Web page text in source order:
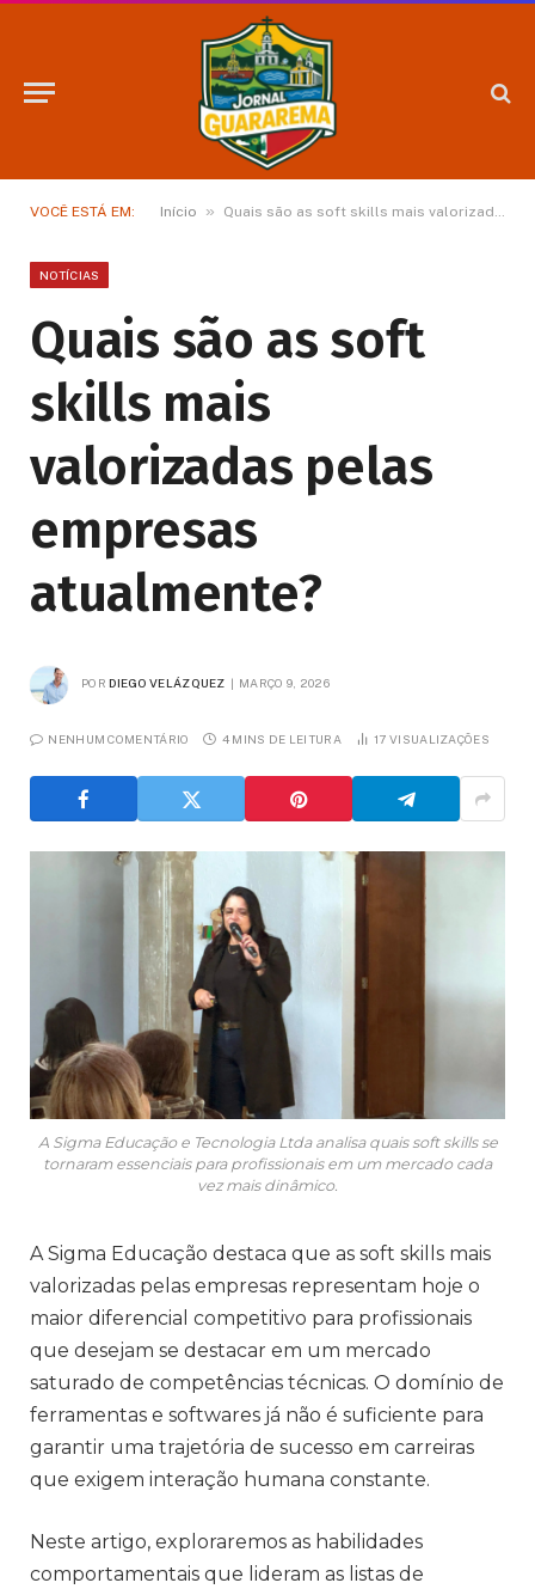
VOCÊ ESTÁ EM: Início » Quais são as soft skills mais valorizadas pelas empresas atualmente?
NOTÍCIAS
Quais são as soft
skills mais
valorizadas pelas
empresas
atualmente?
POR DIEGO VELÁZQUEZ MARÇO 9, 2026
NENHUM COMENTÁRIO 4 MINS DE LEITURA 17VISUALIZAÇÕES
A Sigma Educação e Tecnologia Ltda analisa quais soft skills se
tornaram essenciais para profissionais em um mercado cada
vez mais dinâmico.
A Sigma Educação destaca que as soft skills mais
valorizadas pelas empresas representam hoje o
maior diferencial competitivo para profissionais
que desejam se destacar em um mercado
saturado de competências técnicas. O domínio de
ferramentas e softwares já não é suficiente para
garantir uma trajetória de sucesso em carreiras
que exigem interação humana constante.
Neste artigo, exploraremos as habilidades
comportamentais que lideram as listas de